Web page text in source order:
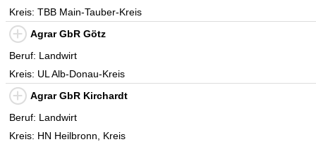
Kreis: TBB Main-Tauber-Kreis
Agrar GbR Götz
Beruf: Landwirt
Kreis: UL Alb-Donau-Kreis
Agrar GbR Kirchardt
Beruf: Landwirt
Kreis: HN Heilbronn, Kreis